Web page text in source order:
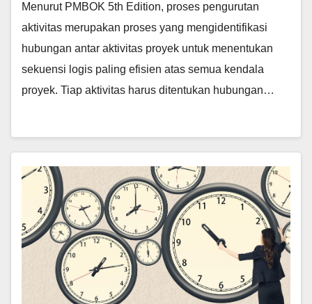
Menurut PMBOK 5th Edition, proses pengurutan
aktivitas merupakan proses yang mengidentifikasi
hubungan antar aktivitas proyek untuk menentukan
sekuensi logis paling efisien atas semua kendala
proyek. Tiap aktivitas harus ditentukan hubungan…